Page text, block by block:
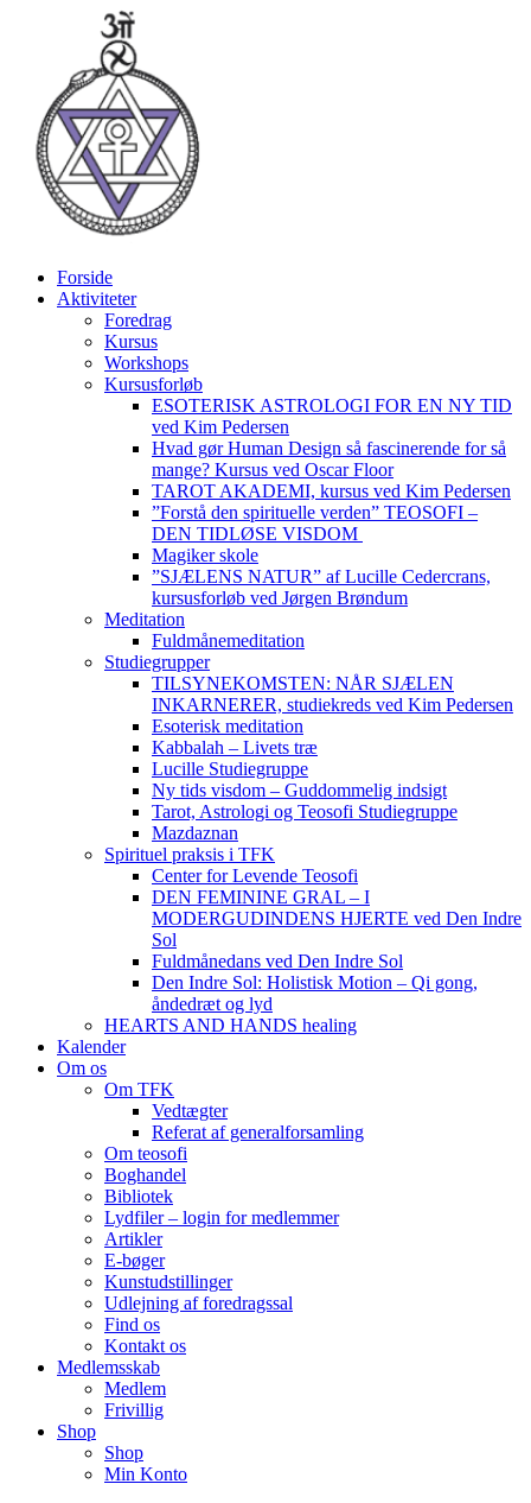
Forside
Aktiviteter
Foredrag
Kursus
Workshops
Kursusforløb
ESOTERISK ASTROLOGI FOR EN NY TID
ved Kim Pedersen
Hvad gør Human Design så fascinerende for så
mange? Kursus ved Oscar Floor
TAROT AKADEMI, kursus ved Kim Pedersen
”Forstå den spirituelle verden” TEOSOFI –
DEN TIDLØSE VISDOM
Magiker skole
”SJÆLENS NATUR” af Lucille Cedercrans,
kursusforløb ved Jørgen Brøndum
Meditation
Fuldmånemeditation
Studiegrupper
TILSYNEKOMSTEN: NÅR SJÆLEN
INKARNERER, studiekreds ved Kim Pedersen
Esoterisk meditation
Kabbalah – Livets træ
Lucille Studiegruppe
Ny tids visdom – Guddommelig indsigt
Tarot, Astrologi og Teosofi Studiegruppe
Mazdaznan
Spirituel praksis i TFK
Center for Levende Teosofi
DEN FEMININE GRAL – I
MODERGUDINDENS HJERTE ved Den Indre
Sol
Fuldmånedans ved Den Indre Sol
Den Indre Sol: Holistisk Motion – Qi gong,
åndedræt og lyd
HEARTS AND HANDS healing
Kalender
Om os
Om TFK
Vedtægter
Referat af generalforsamling
Om teosofi
Boghandel
Bibliotek
Lydfiler – login for medlemmer
Artikler
E-bøger
Kunstudstillinger
Udlejning af foredragssal
Find os
Kontakt os
Medlemsskab
Medlem
Frivillig
Shop
Shop
Min Konto